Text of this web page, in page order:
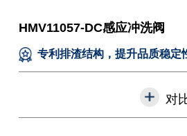
HMV11057-DC感应冲洗阀
专利排渣结构，提升品质稳定
对